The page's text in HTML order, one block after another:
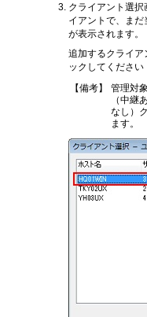
クライアント選
イアントで、ま
が表示されます。
追加するクライア
ックしてください
【備考】
管理対
（中継
なし）
ます。